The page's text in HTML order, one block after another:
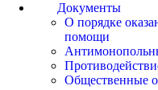
Документы
О порядке
помощи
Общественные